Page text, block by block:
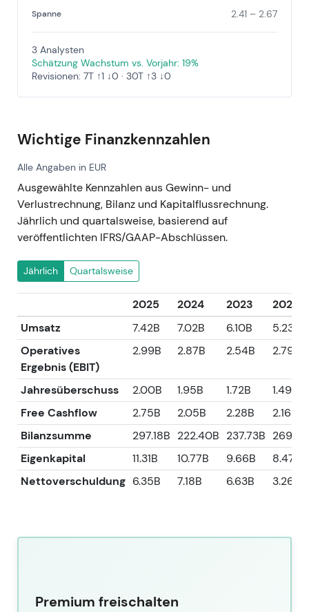
Spanne 2.41 – 2.67
3 Analysten
Schätzung Wachstum vs. Vorjahr: 19%
Revisionen: 7T ↑1 ↓0 · 30T ↑3 ↓0
Wichtige Finanzkennzahlen
Alle Angaben in EUR
Ausgewählte Kennzahlen aus Gewinn- und
Verlustrechnung, Bilanz und Kapitalflussrechnung.
Jährlich und quartalsweise, basierend auf
veröffentlichten IFRS/GAAP-Abschlüssen.
Jährlich Quartalsweise
2025 2024 2023
2022
Umsatz
7.42B 7.02B 6.10B
5.23B
Operatives
Ergebnis (EBIT)
2.99B 2.87B 2.54B 2.79B
Jahresüberschuss 2.00B 1.95B 1.72B
1.49B
Free Cashflow
2.75B 2.05B 2.28B
2.16B
Bilanzsumme
297.18B 222.40B 237.73B 269.11B
Eigenkapital
11.31B 10.77B 9.66B
8.47B
Nettoverschuldung 6.35B 7.18B 6.63B 3.26B
Premium freischalten